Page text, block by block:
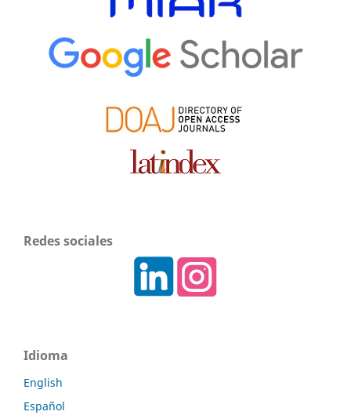
Redes sociales
Idioma
English
Español